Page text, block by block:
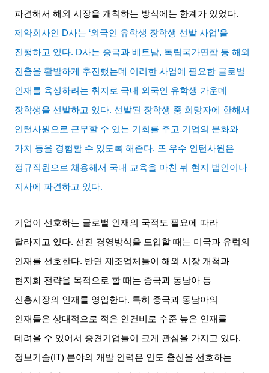
파견해서 해외 시장을 개척하는 방식에는 한계가 있었다.
제약회사인 D사는 ‘외국인 유학생 장학생 선발 사업’을
진행하고 있다. D사는 중국과 베트남, 독립국가연합 등 해외
진출을 활발하게 추진했는데 이러한 사업에 필요한 글로벌
인재를 육성하려는 취지로 국내 외국인 유학생 가운데
장학생을 선발하고 있다.선발된 장학생 중 희망자에 한해서
인턴사원으로 근무할 수 있는 기회를 주고 기업의 문화와
가치 등을 경험할 수 있도록 해준다. 또 우수 인턴사원은
정규직원으로 채용해서 국내 교육을 마친 뒤 현지 법인이나
지사에 파견하고 있다.
기업이 선호하는 글로벌 인재의 국적도 필요에 따라
달라지고 있다.선진 경영방식을 도입할 때는 미국과 유럽의
인재를 선호한다. 반면 제조업체들이 해외 시장 개척과
현지화 전략을 목적으로 할 때는 중국과 동남아 등
신흥시장의 인재를 영입한다. 특히 중국과 동남아의
인재들은 상대적으로 적은 인건비로 수준 높은 인재를
데려올 수 있어서 중견기업들이 크게 관심을 가지고 있다.
정보기술(IT) 분야의 개발 인력은 인도 출신을 선호하는